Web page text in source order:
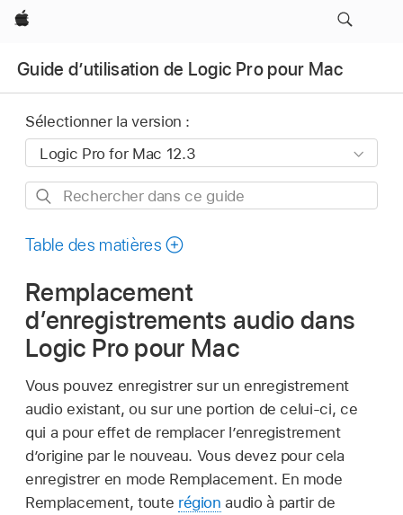
Apple
Guide d’utilisation de Logic Pro pour Mac
Sélectionner la version :
Rechercher
ce
Table des matières
Remplacement
d’enregistrements audio dans
Logic Pro pour Mac
Vous pouvez enregistrer sur un enregistrement
audio existant, ou sur une portion de celui-ci, ce
qui a pour effet de remplacer l’enregistrement
d’origine par le nouveau. Vous devez pour cela
enregistrer en mode Remplacement. En mode
Remplacement, toute région audio à partir de